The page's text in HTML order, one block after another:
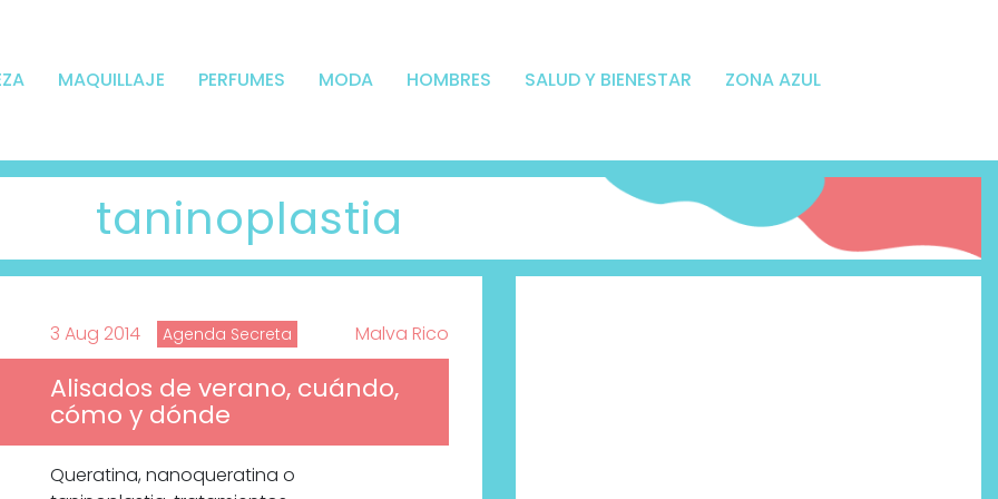
MAQUILLAJE PERFUMES MODA HOMBRES SALUD Y BIENESTAR ZONA AZUL
taninoplastia
3 Aug 2014 Agenda Secreta Malva Rico
Alisados de verano, cuándo,
cómo y dónde
Queratina, nanoqueratina o